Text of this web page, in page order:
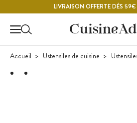
LIVRAISON OFFERTE DÈS
Accueil Ustensiles de cuisine